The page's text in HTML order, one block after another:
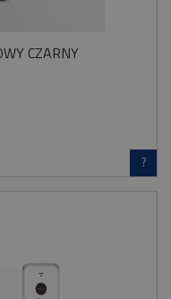
CZARNY
?